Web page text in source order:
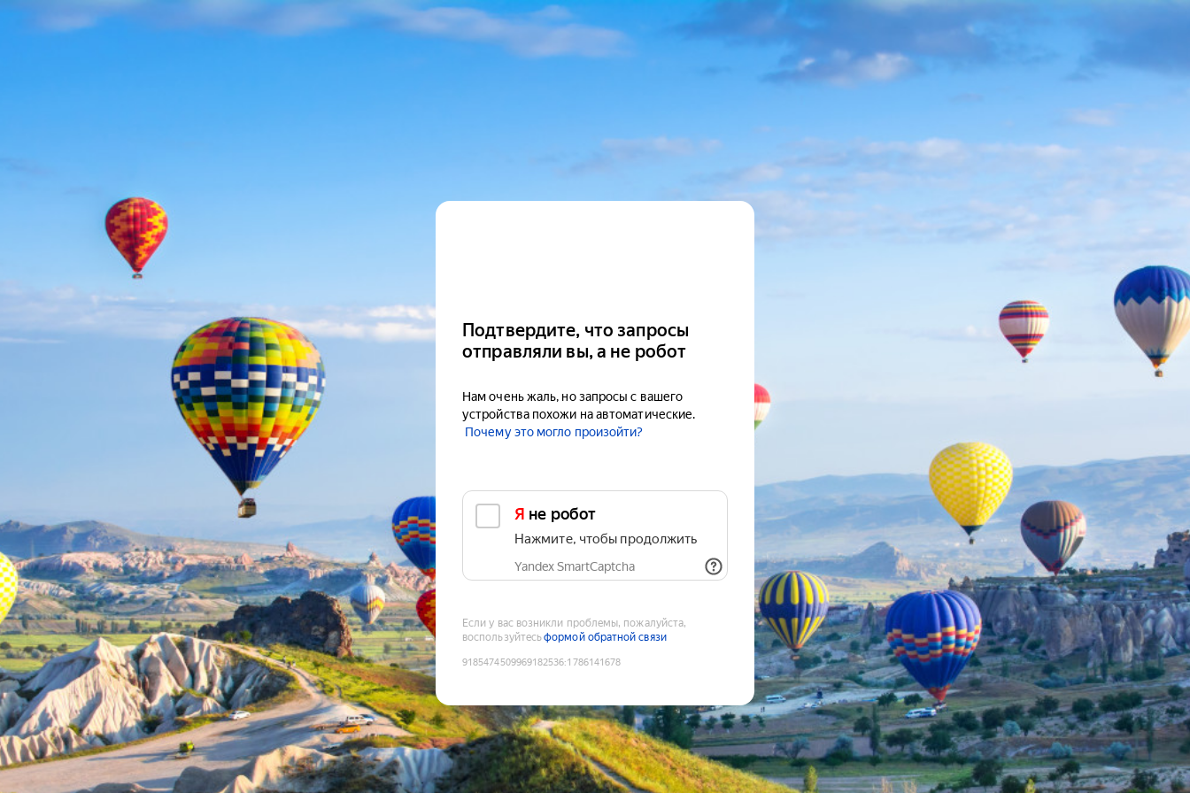
Подтвердите, что запросы
отправляли вы, а не робот
Нам очень жаль, но запросы с вашего
устройства похожи на автоматические.
Почему это могло произойти?
Я не робот
Нажмите, чтобы продолжить
Yandex SmartCaptcha
Если у вас возникли проблемы, пожалуйста,
воспользуйтесьформой обратной связи
9185474509969182536:1786141678